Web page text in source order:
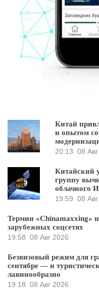
Китай
и опытом
20:13 08
Китайский
группу
облачного
19:59 08
Термин «Chinamaxxing»
зарубежных соцсетях
19:58 08 Авг 2026
Безвизовый режим для
сентябре — и
лавинообразно
19:18 08 Авг 2026